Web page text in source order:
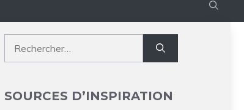
SOURCES D’INSPIRATION